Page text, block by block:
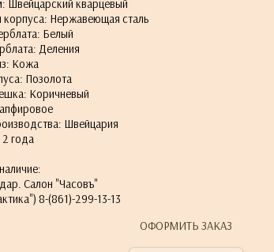
Швейцарский кварцевый
корпуса: Нержавеющая сталь
Белый
Деления
Кожа
Позолота
Коричневый
Швейцария
2 года
Салон "Часовъ"
8-(861)-299-13-13
ОФОРМИТЬ ЗАКАЗ